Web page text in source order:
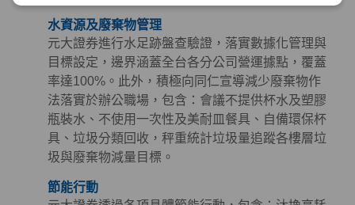
水資源及廢棄物管理
元大證券進行水足跡盤查驗證，落實數據化管理與
目標設定，邊界涵蓋全台各分公司營運據點，覆蓋
率達100%。此外，積極向同仁宣導減少廢棄物作
法落實於辦公職場，包含：會議不提供杯水及塑膠
瓶裝水、不使用一次性及美耐皿餐具、自備環保杯
具、垃圾分類回收，秤重統計垃圾量追蹤各樓層垃
圾與廢棄物減量目標。
節能行動